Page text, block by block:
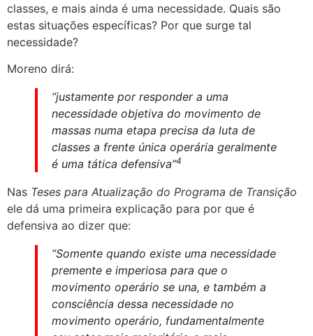
classes, e mais ainda é uma necessidade. Quais são
estas situações específicas? Por que surge tal
necessidade?
Moreno dirá:
“justamente por responder a uma
necessidade objetiva do movimento de
massas numa etapa precisa da luta de
classes a frente única operária geralmente
é uma tática defensiva”4
Nas Teses para Atualização do Programa de Transição
ele dá uma primeira explicação para por que é
defensiva ao dizer que:
“Somente quando existe uma necessidade
premente e imperiosa para que o
movimento operário se una, e também a
consciência dessa necessidade no
movimento operário, fundamentalmente